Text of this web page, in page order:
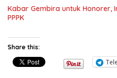
Kabar Gembira untuk Honorer,
PPPK
Share this: